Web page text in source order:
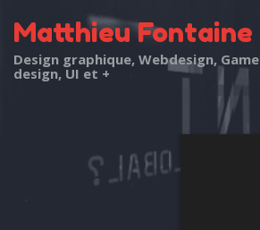
Matthieu Fontaine
Design graphique, Webdesign, Game
design, UI et +